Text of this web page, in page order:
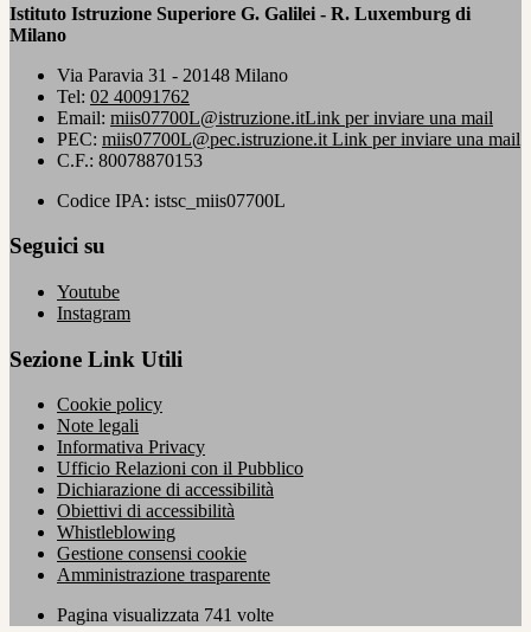
Istituto Istruzione Superiore G. Galilei - R. Luxemburg di
Milano
Via Paravia 31 - 20148 Milano
Tel: 02 40091762
Email: miis07700L@istruzione.itLink per inviare una mail
PEC: miis07700L@pec.istruzione.it Link per inviare una mail
C.F.: 80078870153
Codice IPA: istsc_miis07700L
Seguici su
Youtube
Instagram
Sezione Link Utili
Cookie policy
Note legali
Informativa Privacy
Ufficio Relazioni con il Pubblico
Dichiarazione di accessibilità
Obiettivi di accessibilità
Whistleblowing
Gestione consensi cookie
Amministrazione trasparente
Pagina visualizzata 741 volte